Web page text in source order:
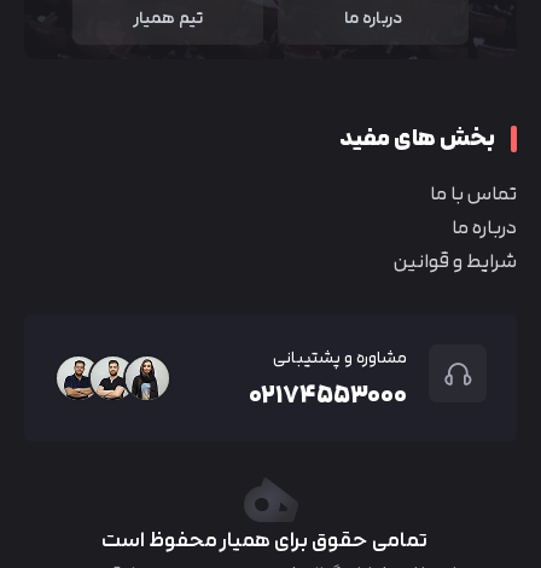
درباره ما تیم همیار
بخش های مفید
تماس با ما
درباره ما
شرایط و قوانین
مشاوره و پشتیبانی
۰۲۱۷۴۵۵۳۰۰۰
تمامی حقوق برای همیار محفوظ است